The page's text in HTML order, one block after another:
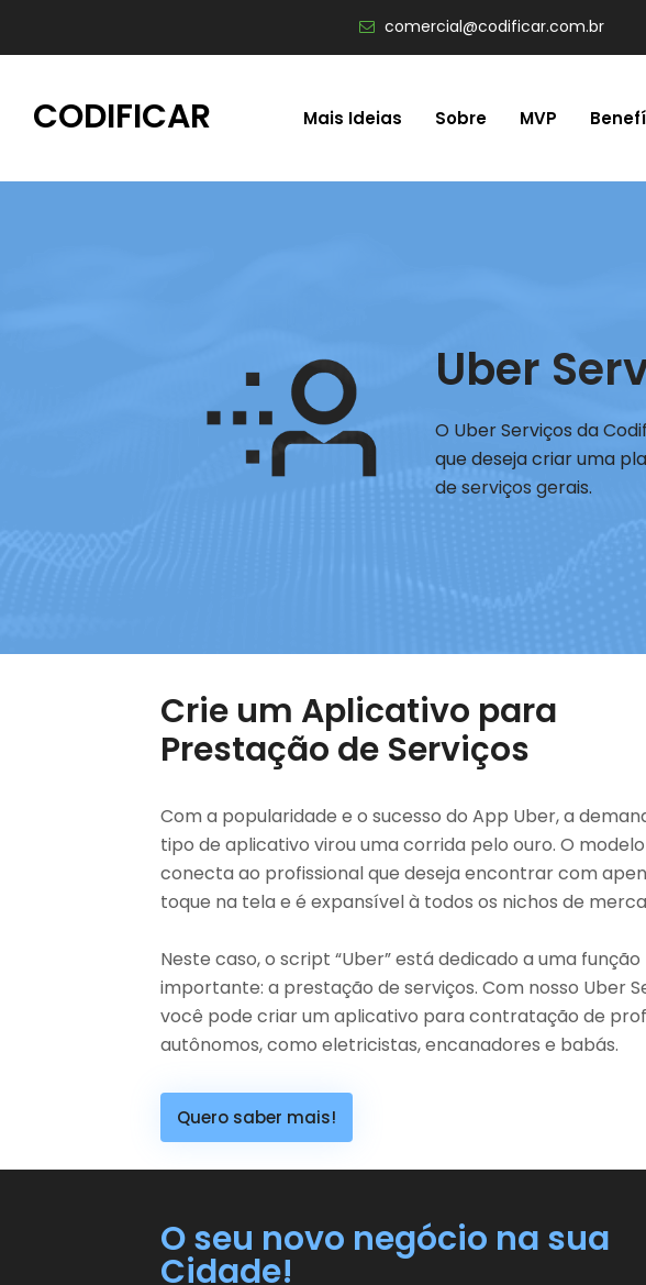
comercial@codificar.com.br
CODIFICAR Mais Ideias Sobre MVP
Uber
O Uber Serviços da
que deseja criar uma
de serviços gerais.
Crie um Aplicativo para
Prestação de Serviços
Com a popularidade e o sucesso do App Uber, a
tipo de aplicativo virou uma corrida pelo ouro. O
conecta ao profissional que deseja encontrar com
toque na tela e é expansível à todos os nichos de
Neste caso, o script “Uber” está dedicado a uma função
importante: a prestação de serviços. Com nosso Uber
você pode criar um aplicativo para contratação de
autônomos, como eletricistas, encanadores e babás.
Quero saber mais!
O seu novo negócio na sua
Cidade!